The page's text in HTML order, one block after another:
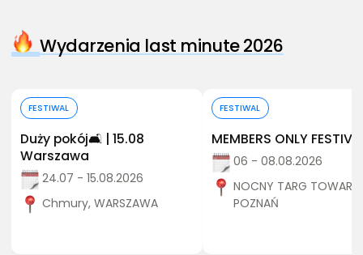
Wydarzenia last minute 2026
FESTIWAL
Duży pokój🛋️ | 15.08
Warszawa
24.07 - 15.08.2026
Chmury, WARSZAWA
FESTIWAL
MEMBERS ONLY
06 - 08.08.2026
NOCNY TARG
POZNAŃ